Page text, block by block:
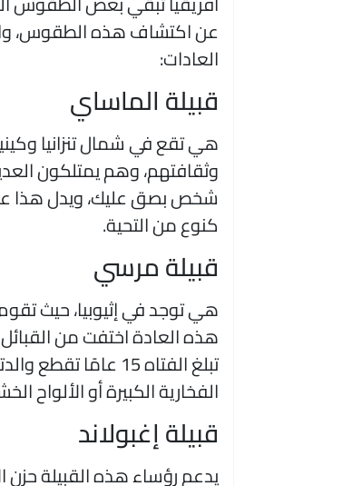
عن اكتشاف هذه الطقوس،
العادات:
قبيلة الماساي
هي تقع في شمال تنزانيا
وثقافتهم، وهم يمتلكون
شخص بصق عليك، ويدل هذا
كنوع من التحية.
قبيلة مرسي
هي توجد في إثيوبيا، حيث
هذه العادة اختفت من
تبلغ الفتاه 15
الفخارية الكبيرة أو الألواح
قبيلة إغبولاند
يدعم رؤساء هذه القبيلة